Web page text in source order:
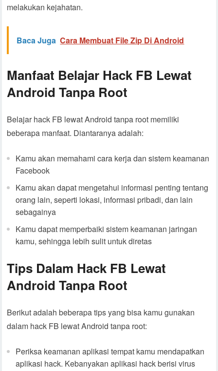
melakukan kejahatan.
Baca Juga Cara Membuat File Zip Di Android
Manfaat Belajar Hack FB Lewat
Android Tanpa Root
Belajar hack FB lewat Android tanpa root memiliki
beberapa manfaat. Diantaranya adalah:
Kamu akan memahami cara kerja dan sistem keamanan
Facebook
Kamu akan dapat mengetahui informasi penting tentang
orang lain, seperti lokasi, informasi pribadi, dan lain
sebagainya
Kamu dapat memperbaiki sistem keamanan jaringan
kamu, sehingga lebih sulit untuk diretas
Tips Dalam Hack FB Lewat
Android Tanpa Root
Berikut adalah beberapa tips yang bisa kamu gunakan
dalam hack FB lewat Android tanpa root:
Periksa keamanan aplikasi tempat kamu mendapatkan
aplikasi hack. Kebanyakan aplikasi hack berisi virus